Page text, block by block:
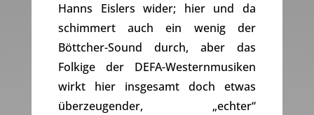
Hanns Eislers wider; hier und da
schimmert auch ein wenig der
Böttcher-Sound durch, aber das
Folkige der DEFA-Westernmusiken
wirkt hier insgesamt doch etwas
überzeugender, „echter“